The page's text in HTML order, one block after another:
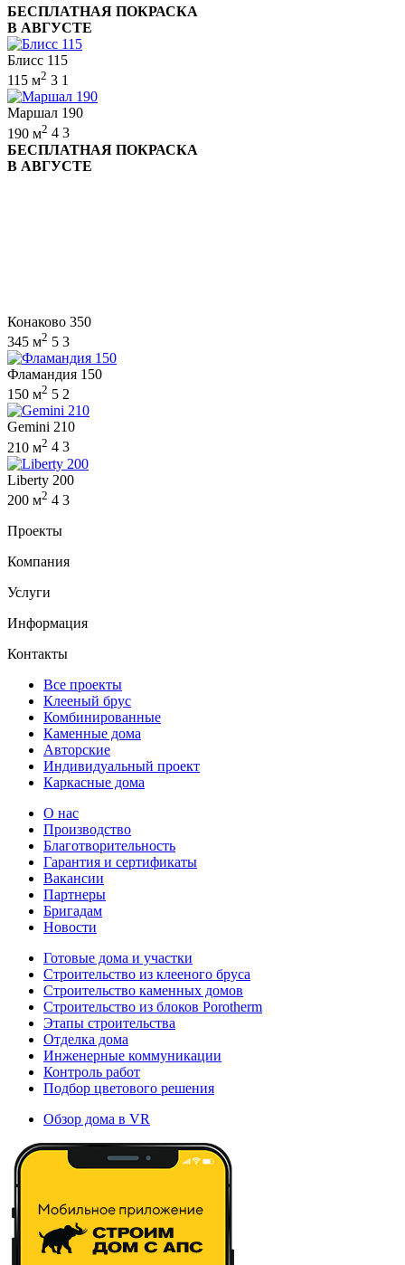
БЕСПЛАТНАЯ ПОКРАСКА
В АВГУСТЕ
Блисс 115
115 м2 3 1
Маршал 190
190 м2 4 3
БЕСПЛАТНАЯ ПОКРАСКА
В АВГУСТЕ
Конаково 350
345 м2 5 3
Фламандия 150
150 м2 5 2
Gemini 210
210 м2 4 3
Liberty 200
200 м2 4 3
Проекты
Компания
Услуги
Информация
Контакты
Все проекты
Клееный брус
Комбинированные
Каменные дома
Авторские
Индивидуальный проект
Каркасные дома
О нас
Производство
Благотворительность
Гарантия и сертификаты
Вакансии
Партнеры
Бригадам
Новости
Готовые дома и участки
Строительство из клееного бруса
Строительство каменных домов
Строительство из блоков Porotherm
Этапы строительства
Отделка дома
Инженерные коммуникации
Контроль работ
Подбор цветового решения
Обзор дома в VR